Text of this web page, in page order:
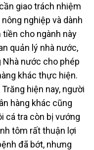
giao trách nhiệm
nghiệp và dành
tiền cho ngành này
quản lý nhà nước,
Nhà nước cho phép
khác thực hiện.
hiện nay, người
hàng khác cũng
cá tra còn bị vướng
tôm rất thuận lợi
đã bớt, nhưng